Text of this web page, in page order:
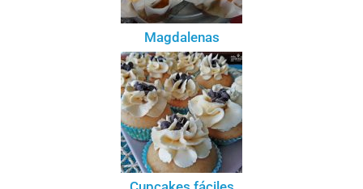
Magdalenas